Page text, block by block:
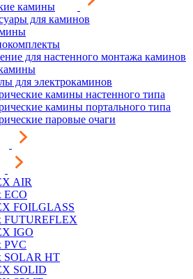
камины
для каминов
для настенного монтажа каминов
для электрокаминов
камины настенного типа
камины портального типа
паровые очаги
AIR
ECO
FOILGLASS
FUTUREFLEX
IGO
PVC
SOLAR HT
SOLID